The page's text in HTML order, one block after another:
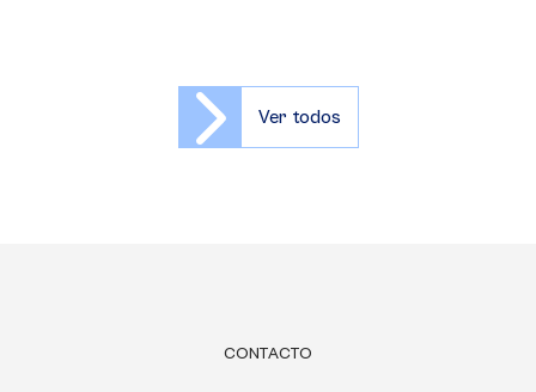
Ver todos
CONTACTO